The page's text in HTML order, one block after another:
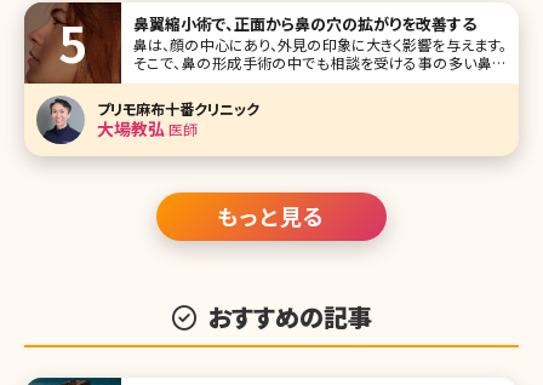
今回は「本当に出産した?」「子どもがいるなんて思えない!」、
ママにな
鼻翼縮小術で、正面から鼻の穴の拡がりを改善する
鼻は、顔の中心にあり、外見の印象に大きく影響を与えます。
そこで、鼻の形成手術の中でも相談を受ける事の多い鼻翼
縮小術について詳しく解説していきたいと思います。 鼻翼縮
小術とは 鼻翼縮小術とは、鼻翼（小鼻）の一部を切除し、鼻
翼の幅を狭く、小さくする手術です。鼻翼縮小術をおこなうこ
とで、鼻の穴や鼻
プリモ麻布十番クリニック
大場教弘医師
もっと見る
おすすめの記事